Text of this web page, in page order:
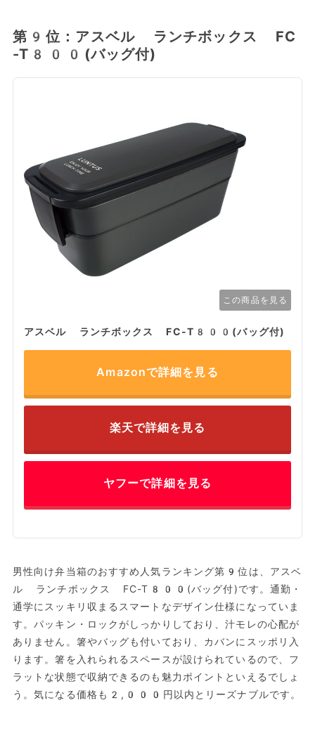
第9位：アスベル ランチボックス FC
-T800(バッグ付)
この商品を見る
アスベル ランチボックス FC-T800(バッグ付)
Amazonで詳細を見る
楽天で詳細を見る
ヤフーで詳細を見る
男性向け弁当箱のおすすめ人気ランキング第9位は、アスベ
ル ランチボックス FC-T800(バッグ付)です。通勤・
通学にスッキリ収まるスマートなデザイン仕様になっていま
す。パッキン・ロックがしっかりしており、汁モレの心配が
ありません。箸やバッグも付いており、カバンにスッポリ入
ります。箸を入れられるスペースが設けられているので、フ
ラットな状態で収納できるのも魅力ポイントといえるでしょ
う。気になる価格も2,000円以内とリーズナブルです。